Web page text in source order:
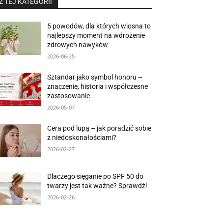
5 powodów, dla których wiosna to
najlepszy moment na wdrożenie
zdrowych nawyków
2026-06-25
Sztandar jako symbol honoru –
znaczenie, historia i współczesne
zastosowanie
2026-05-07
Cera pod lupą – jak poradzić sobie
z niedoskonałościami?
2026-02-27
Dlaczego sięganie po SPF 50 do
twarzy jest tak ważne? Sprawdź!
2026-02-26